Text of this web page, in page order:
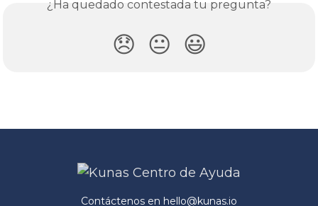
¿Ha quedado contestada tu pregunta?
😞 😐 😃
Contáctenos en hello@kunas.io